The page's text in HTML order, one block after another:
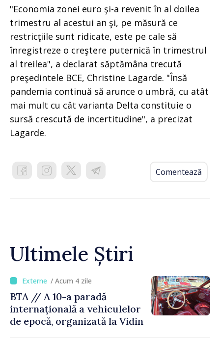
"Economia zonei euro şi-a revenit în al doilea
trimestru al acestui an şi, pe măsură ce
restricţiile sunt ridicate, este pe cale să
înregistreze o creştere puternică în trimestrul
al treilea", a declarat săptămâna trecută
preşedintele BCE, Christine Lagarde. "Însă
pandemia continuă să arunce o umbră, cu atât
mai mult cu cât varianta Delta constituie o
sursă crescută de incertitudine", a precizat
Lagarde.
Comentează
Ultimele Știri
/ Acum 4 zile
BTA // A 10-a paradă
internațională a vehiculelor
de epocă, organizată la Vidin